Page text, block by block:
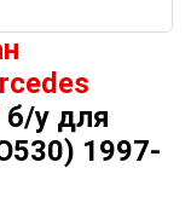
б/у для
1997-